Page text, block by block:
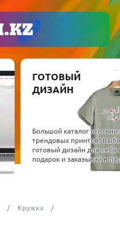
ГОТОВЫЙ
ДИЗАЙН
Большой каталог
трендовых принтов.
готовый дизайн для себя
подарок и заказывай в
Кружка